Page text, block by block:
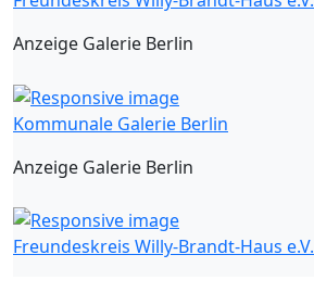
Anzeige Galerie Berlin
Kommunale Galerie Berlin
Anzeige Galerie Berlin
Freundeskreis Willy-Brandt-Haus e.V.